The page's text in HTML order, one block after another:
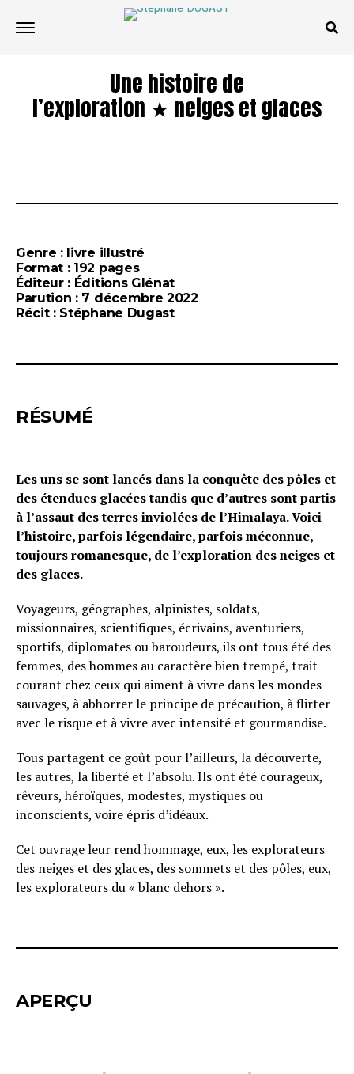
Une histoire de
l’exploration ★ neiges et glaces
Genre : livre illustré
Format : 192 pages
Éditeur : Éditions Glénat
Parution : 7 décembre 2022
Récit : Stéphane Dugast
RÉSUMÉ
Les uns se sont lancés dans la conquête des pôles et
des étendues glacées tandis que d’autres sont partis
à l’assaut des terres inviolées de l’Himalaya. Voici
l’histoire, parfois légendaire, parfois méconnue,
toujours romanesque, de l’exploration des neiges et
des glaces.
Voyageurs, géographes, alpinistes, soldats,
missionnaires, scientifiques, écrivains, aventuriers,
sportifs, diplomates ou baroudeurs, ils ont tous été des
femmes, des hommes au caractère bien trempé, trait
courant chez ceux qui aiment à vivre dans les mondes
sauvages, à abhorrer le principe de précaution, à flirter
avec le risque et à vivre avec intensité et gourmandise.
Tous partagent ce goût pour l’ailleurs, la découverte,
les autres, la liberté et l’absolu. Ils ont été courageux,
rêveurs, héroïques, modestes, mystiques ou
inconscients, voire épris d’idéaux.
Cet ouvrage leur rend hommage, eux, les explorateurs
des neiges et des glaces, des sommets et des pôles, eux,
les explorateurs du « blanc dehors ».
APERÇU